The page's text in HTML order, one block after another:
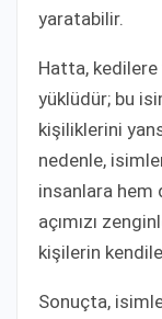
yaratabilir.
Hatta, kedilere
yüklüdür; bu
kişiliklerini
nedenle,
insanlara hem
açımızı
kişilerin
Sonuçta,